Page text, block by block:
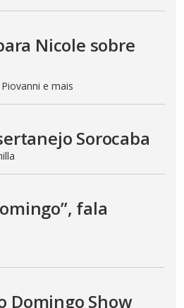
Nicole sobre
e mais
Sorocaba
fala
Domingo Show